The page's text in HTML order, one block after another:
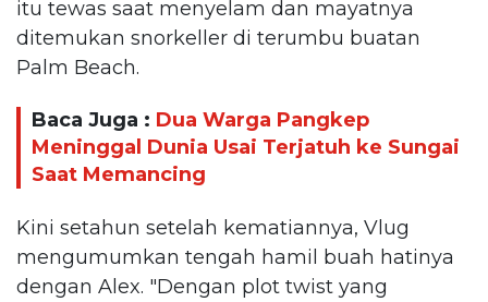
itu tewas saat menyelam dan mayatnya
ditemukan snorkeller di terumbu buatan
Palm Beach.
Baca Juga : Dua Warga Pangkep
Meninggal Dunia Usai Terjatuh ke Sungai
Saat Memancing
Kini setahun setelah kematiannya, Vlug
mengumumkan tengah hamil buah hatinya
dengan Alex. "Dengan plot twist yang